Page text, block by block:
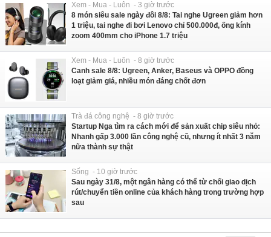
Xem - Mua - Luôn - 3 giờ trước
8 món siêu sale ngày đôi 8/8: Tai nghe Ugreen giảm hơn
1 triệu, tai nghe đi bơi Lenovo chỉ 500.000đ, ống kính
zoom 400mm cho iPhone 1.7 triệu
Xem - Mua - Luôn - 8 giờ trước
Canh sale 8/8: Ugreen, Anker, Baseus và OPPO đồng
loạt giảm giá, nhiều món đáng chốt đơn
Trà đá công nghệ - 8 giờ trước
Startup Nga tìm ra cách mới để sản xuất chip siêu nhỏ:
Nhanh gấp 3.000 lần công nghệ cũ, nhưng ít nhất 3 năm
nữa thành sự thật
Sống - 10 giờ trước
Sau ngày 31/8, một ngân hàng có thể từ chối giao dịch
rút/chuyển tiền online của khách hàng trong trường hợp
sau